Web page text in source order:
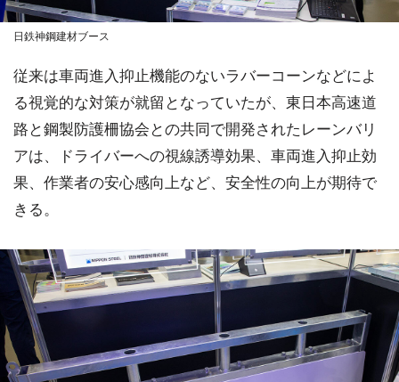
日鉄神鋼建材ブース
従来は車両進入抑止機能のないラバーコーンなどによ
る視覚的な対策が就留となっていたが、東日本高速道
路と鋼製防護柵協会との共同で開発されたレーンバリ
アは、ドライバーへの視線誘導効果、車両進入抑止効
果、作業者の安心感向上など、安全性の向上が期待で
きる。